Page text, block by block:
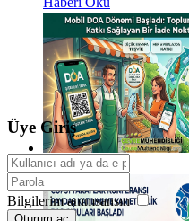
Haberi Oku
Üye Giriş
Bilgilerim anımsansın